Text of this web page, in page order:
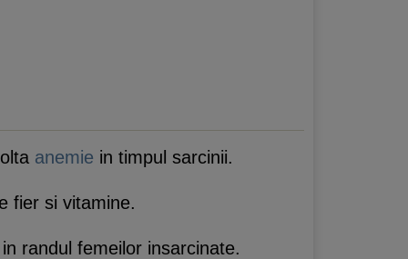
anemie in timpul sarcinii.
fier si vitamine.
randul femeilor insarcinate.